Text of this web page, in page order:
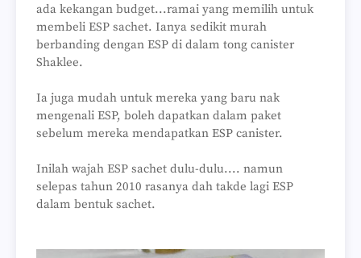
ada kekangan budget...ramai yang memilih untuk
membeli ESP sachet. Ianya sedikit murah
berbanding dengan ESP di dalam tong canister
Shaklee.
Ia juga mudah untuk mereka yang baru nak
mengenali ESP, boleh dapatkan dalam paket
sebelum mereka mendapatkan ESP canister.
Inilah wajah ESP sachet dulu-dulu.... namun
selepas tahun 2010 rasanya dah takde lagi ESP
dalam bentuk sachet.